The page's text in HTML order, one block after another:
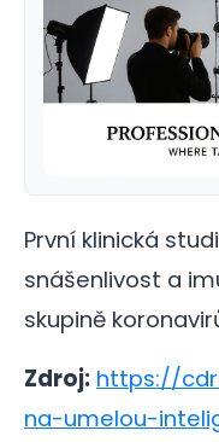
První klinická
snášenlivost a
skupině
Zdroj: https://
na-umelou-